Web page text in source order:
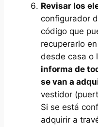
Revisar los
configurador
código que
recuperarlo
desde casa o
informa de
se van a
vestidor
Si se está
adquirir a